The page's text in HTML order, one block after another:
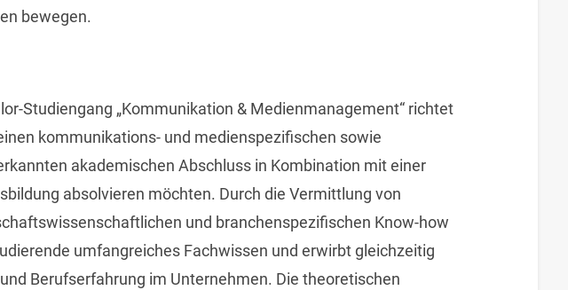
bewegen.
Studiengang „Kommunikation & Medienmanagement“ richtet
kommunikations- und medienspezifischen sowie
akademischen Abschluss in Kombination mit einer
absolvieren möchten. Durch die Vermittlung von
und branchenspezifischen Know-how
umfangreiches Fachwissen und erwirbt gleichzeitig
Berufserfahrung im Unternehmen. Die theoretischen